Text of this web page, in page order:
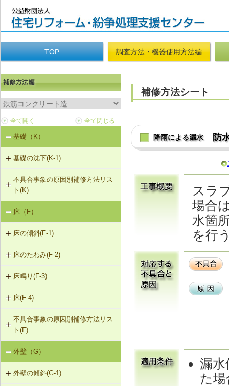
TOP 調査方法・機器使用方法編
基礎（K）
基礎の沈下(K-1)
K-1-702 耐圧版工法
K-1-703 グラウト注入工法
K-1-704 アンダーピニング工法
不具合事象の原因別補修方法リス
ト(K)
基礎の沈下（K-1）
床（F）
床の傾斜(F-1)
F-1-301 梁下への柱増設
F-1-304 梁の増打ち工法
F-1-305 片持ちスラブ下面への鉄骨
梁増設
床のたわみ(F-2)
F-2-301 スラブ上面へのかすがい筋
埋め込み
F-2-302 スラブ下面への鋼板張付け
F-2-303 スラブ下面への連続繊維シ
ート接着
設
床鳴り(F-3)
F-3-701 床下地・仕上材の張替え
床(F-4)
F-4-001 ビニル床シートの張替え
F-4-002 カーペットの張替え
F-4-701 フローリングの張替え
不具合事象の原因別補修方法リス
ト(F)
床の傾斜（F-1）
床のたわみ（F-2）
外壁（G）
外壁の傾斜(G-1)
補修方法シート
降雨による漏水 防
スラ
場合
水箇
を行
漏水
た